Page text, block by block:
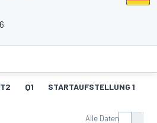
Q1 STARTAUFSTELLUNG 1
Alle Daten